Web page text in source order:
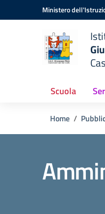
Vai ai contenuti
Vai al menu di navigazione
Ministero
Scuola
Home